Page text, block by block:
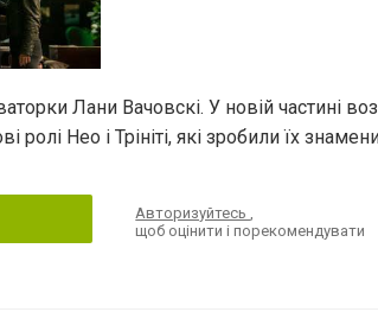
Лани Вачовскі. У новій частині
Нео і Трініті, які зробили їх
Авторизуйтесь,
щоб оцінити і порекомендувати